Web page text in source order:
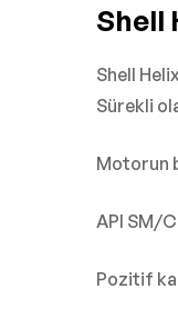
Shell
Shell
Sürekli
Motorun
API SM/
Pozitif